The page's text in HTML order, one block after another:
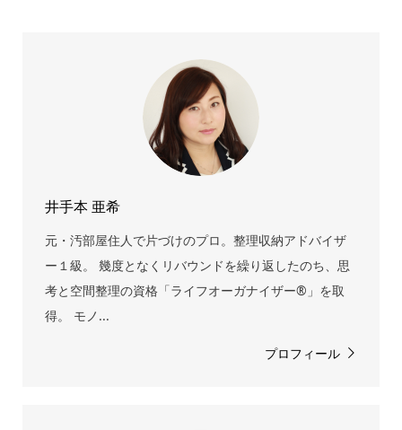
井手本 亜希
元・汚部屋住人で片づけのプロ。整理収納アドバイザ
ー１級。 幾度となくリバウンドを繰り返したのち、思
考と空間整理の資格「ライフオーガナイザー®」を取
得。 モノ...
プロフィール